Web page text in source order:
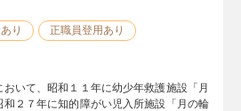
り 正職員登用あり
いて、昭和１１年に幼少年救護施設「月
２７年に知的障がい児入所施設「月の輪